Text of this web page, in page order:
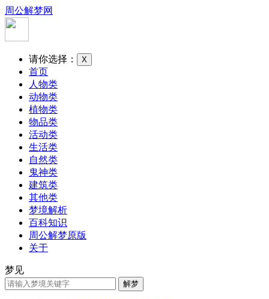
周公解梦网
请你选择： X
首页
人物类
动物类
植物类
物品类
活动类
生活类
自然类
鬼神类
建筑类
其他类
梦境解析
百科知识
周公解梦原版
关于
梦见